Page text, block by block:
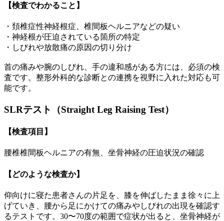
【検査でわかること】
・頚椎症性神経根症、椎間板ヘルニアなどの疑い
・神経根が圧迫されている箇所の特定
・しびれや放散痛の原因の切り分け
首の痛みや腕のしびれ、手の違和感がある方には、必須の検
査です。整形外科的な診断との連携を視野に入れた対応も可
能です。
SLRテスト（Straight Leg Raising Test）
【検査項目】
腰椎椎間板ヘルニアの有無、坐骨神経の圧迫状況の確認
【どのような検査か】
仰向けに寝た患者さんの片足を、膝を伸ばしたまま徐々に上
げていき、腰から足にかけての痛みやしびれの出現を確認す
るテストです。30〜70度の範囲で症状が出ると、坐骨神経が